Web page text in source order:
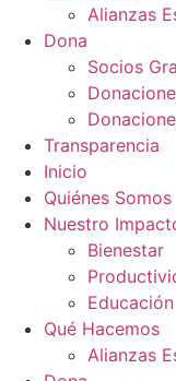
Alianzas
Dona
Socios
Transparencia
Inicio
Quiénes Somos
Nuestro
Bienestar
Educación
Qué Hacemos
Alianzas